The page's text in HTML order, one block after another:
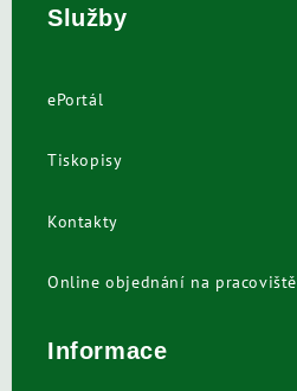
Služby
ePortál
Tiskopisy
Kontakty
Online objednání na pracoviště
Informace